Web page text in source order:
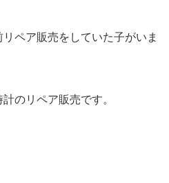
ペア販売をしていた子がいま
のリペア販売です。